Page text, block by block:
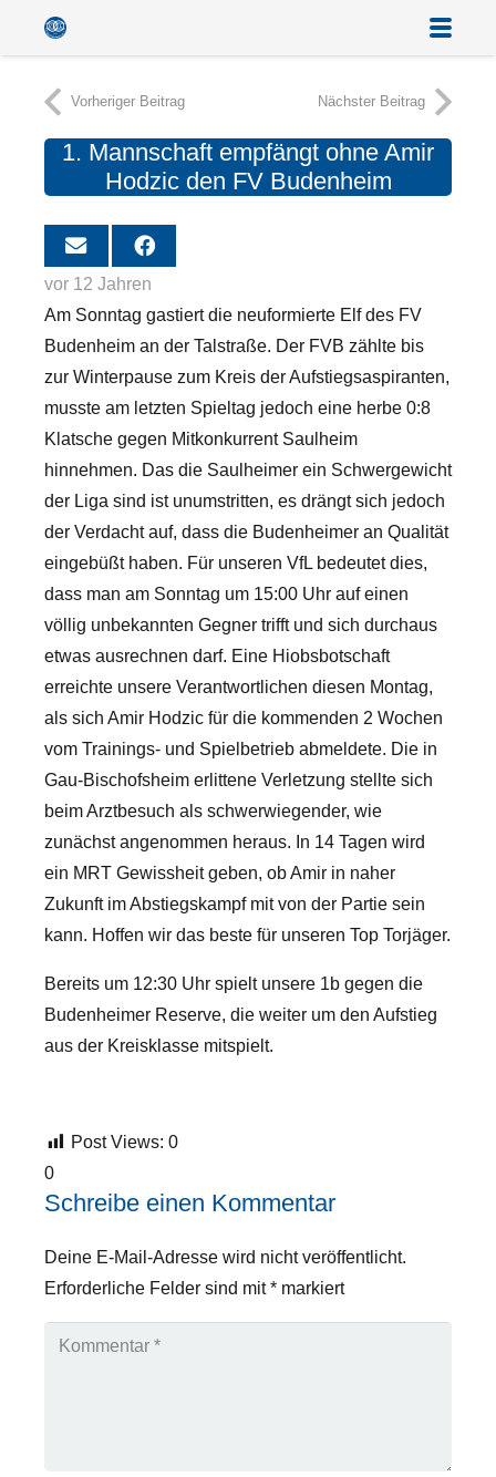
Vorheriger Beitrag Nächster Beitrag
1. Mannschaft empfängt ohne Amir
Hodzic den FV Budenheim
vor 12 Jahren
Am Sonntag gastiert die neuformierte Elf des FV
Budenheim an der Talstraße. Der FVB zählte bis
zur Winterpause zum Kreis der Aufstiegsaspiranten,
musste am letzten Spieltag jedoch eine herbe 0:8
Klatsche gegen Mitkonkurrent Saulheim
hinnehmen. Das die Saulheimer ein Schwergewicht
der Liga sind ist unumstritten, es drängt sich jedoch
der Verdacht auf, dass die Budenheimer an Qualität
eingebüßt haben. Für unseren VfL bedeutet dies,
dass man am Sonntag um 15:00 Uhr auf einen
völlig unbekannten Gegner trifft und sich durchaus
etwas ausrechnen darf. Eine Hiobsbotschaft
erreichte unsere Verantwortlichen diesen Montag,
als sich Amir Hodzic für die kommenden 2 Wochen
vom Trainings- und Spielbetrieb abmeldete. Die in
Gau-Bischofsheim erlittene Verletzung stellte sich
beim Arztbesuch als schwerwiegender, wie
zunächst angenommen heraus. In 14 Tagen wird
ein MRT Gewissheit geben, ob Amir in naher
Zukunft im Abstiegskampf mit von der Partie sein
kann. Hoffen wir das beste für unseren Top Torjäger.
Bereits um 12:30 Uhr spielt unsere 1b gegen die
Budenheimer Reserve, die weiter um den Aufstieg
aus der Kreisklasse mitspielt.
Post Views: 0
0
Schreibe einen Kommentar
Deine E-Mail-Adresse wird nicht veröffentlicht.
Erforderliche Felder sind mit* markiert